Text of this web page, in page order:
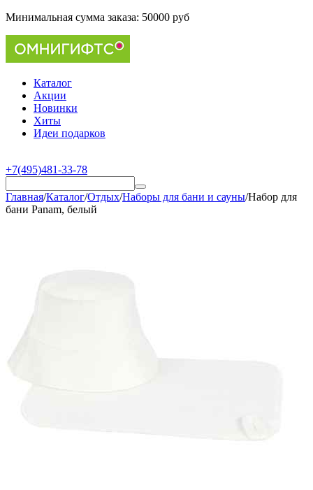
Минимальная сумма заказа: 50000 руб
Каталог
Акции
Новинки
Хиты
Идеи подарков
+7(495)481-33-78
Главная/Каталог/Отдых/Наборы для бани и сауны/Набор для
бани Panam, белый